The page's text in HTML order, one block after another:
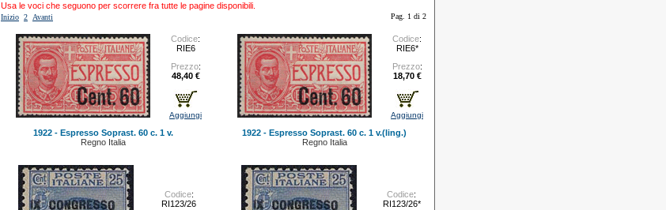
Usa le voci che seguono per scorrere fra tutte le pagine disponibili.
Inizio 2 Avanti Pag. 1 di 2
Codice:
RIE6
Prezzo:
48,40 €
Aggiungi
1922 - Espresso Soprast. 60 c. 1 v.
Regno Italia
Codice:
RIE6*
Prezzo:
18,70 €
Aggiungi
1922 - Espresso Soprast. 60 c. 1 v.(ling.)
Regno Italia
Codice:
RI123/26
Codice:
RI123/26*